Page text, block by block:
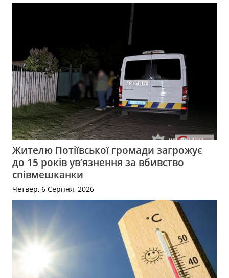
Жителю Потіївської громади загрожує
до 15 років ув’язнення за вбивство
співмешканки
Четвер, 6 Серпня, 2026